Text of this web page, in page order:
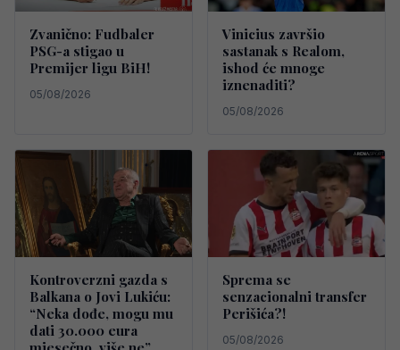
Zvanično: Fudbaler
PSG-a stigao u
Premijer ligu BiH!
05/08/2026
Vinicius završio
sastanak s Realom,
ishod će mnoge
iznenaditi?
05/08/2026
Kontroverzni gazda s
Balkana o Jovi Lukiću:
“Neka dođe, mogu mu
dati 30.000 eura
Sprema se
senzacionalni transfer
Perišića?!
05/08/2026